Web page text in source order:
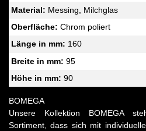
Material: Messing, Milchglas
Oberfläche: Chrom poliert
Länge in mm: 160
Breite in mm: 95
Höhe in mm: 90
BOMEGA
Unsere Kollektion BOMEGA
Sortiment, dass sich mit